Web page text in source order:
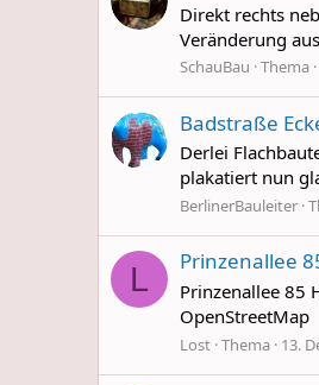
Direkt rechts
Veränderung
SchauBau Thema
Badstraße
Derlei
plakatiert nun
BerlinerBauleiter
L Prinzenallee
Prinzenallee 85
OpenStreetMap
Lost Thema 13.